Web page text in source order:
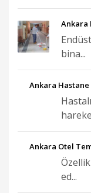
Ankara
bina...
Ankara
Ankara Otel
ed...